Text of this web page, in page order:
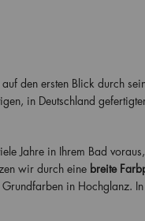
den ersten Blick durch
in Deutschland
Jahre in Ihrem Bad
wir durch eine breite
Grundfarben in Hochglanz.